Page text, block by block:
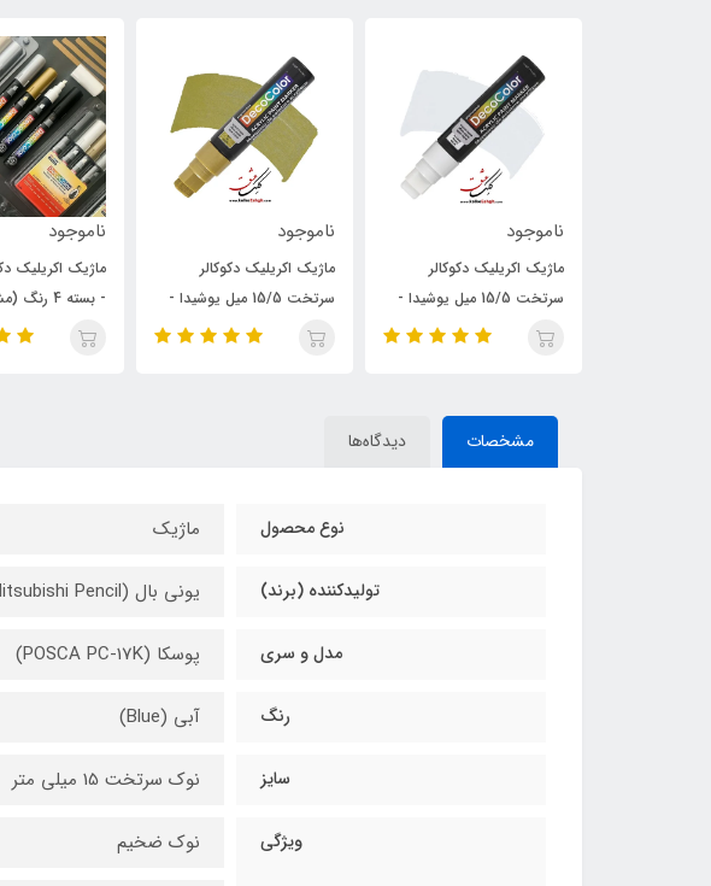
ناموجود
ماژیک اکریلیک دکوکالر
سرتخت 15/5 میل یوشیدا -
طلایی
ناموجود
ماژیک اکریلیک دکوکالر یوشیدا
- بسته 4 رنگ (مشکی، سفید،
نقره ای و طلایی)
240,000
295,000
ماژیک اکریلیک
- مشکی
مشخصات دیدگاه‌ها
نوع محصول ماژیک
تولیدکننده (برند) یونی بال (Uni-Ball (Uni Mitsubishi Pencil
مدل و سری پوسکا (POSCA PC-17K)
رنگ آبی (Blue)
سایز نوک سرتخت 15 میلی متر
ویژگی نوک ضخیم